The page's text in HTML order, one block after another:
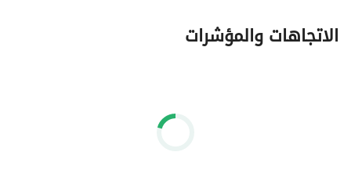
الاتجاهات والمؤشرات